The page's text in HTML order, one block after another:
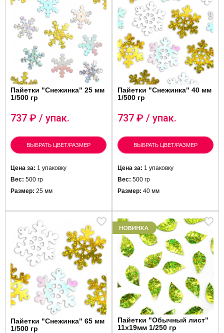
Пайетки "Снежинка" 25 мм
1/500 гр
737 ₽ / упак.
ВЫБРАТЬ ЦВЕТ/РАЗМЕР
Цена за: 1 упаковку
Вес: 500 гр
Размер: 25 мм
Пайетки "Снежинка" 40 мм
1/500 гр
737 ₽ / упак.
ВЫБРАТЬ ЦВЕТ/РАЗМЕР
Цена за: 1 упаковку
Вес: 500 гр
Размер: 40 мм
Пайетки "Снежинка" 65 мм
1/500 гр
Пайетки "Обычный лист"
11х19мм 1/250 гр